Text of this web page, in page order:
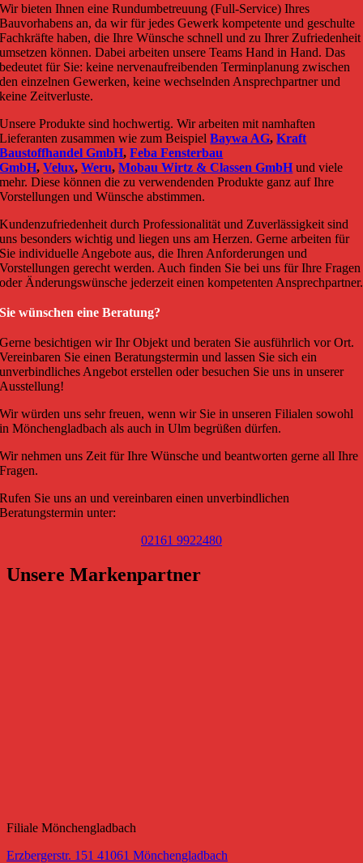
Wir bieten Ihnen eine Rundumbetreuung (Full-Service) Ihres
Bauvorhabens an, da wir für jedes Gewerk kompetente und geschulte
Fachkräfte haben, die Ihre Wünsche schnell und zu Ihrer Zufriedenheit
umsetzen können. Dabei arbeiten unsere Teams Hand in Hand. Das
bedeutet für Sie: keine nervenaufreibenden Terminplanung zwischen
den einzelnen Gewerken, keine wechselnden Ansprechpartner und
keine Zeitverluste.
Unsere Produkte sind hochwertig. Wir arbeiten mit namhaften
Lieferanten zusammen wie zum Beispiel Baywa AG,Kraft
Baustoffhandel GmbH,Feba Fensterbau
GmbH,Velux,Weru,Mobau Wirtz & Classen GmbH und viele
mehr. Diese können die zu verwendenden Produkte ganz auf Ihre
Vorstellungen und Wünsche abstimmen.
Kundenzufriedenheit durch Professionalität und Zuverlässigkeit sind
uns besonders wichtig und liegen uns am Herzen. Gerne arbeiten für
Sie individuelle Angebote aus, die Ihren Anforderungen und
Vorstellungen gerecht werden. Auch finden Sie bei uns für Ihre Fragen
oder Änderungswünsche jederzeit einen kompetenten Ansprechpartner.
Sie wünschen eine Beratung?
Gerne besichtigen wir Ihr Objekt und beraten Sie ausführlich vor Ort.
Vereinbaren Sie einen Beratungstermin und lassen Sie sich ein
unverbindliches Angebot erstellen oder besuchen Sie uns in unserer
Ausstellung!
Wir würden uns sehr freuen, wenn wir Sie in unseren Filialen sowohl
in Mönchengladbach als auch in Ulm begrüßen dürfen.
Wir nehmen uns Zeit für Ihre Wünsche und beantworten gerne all Ihre
Fragen.
Rufen Sie uns an und vereinbaren einen unverbindlichen
Beratungstermin unter:
02161 9922480
Unsere Markenpartner
Filiale Mönchengladbach
Erzbergerstr. 151 41061 Mönchengladbach